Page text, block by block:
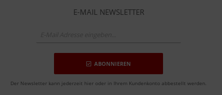
E-MAIL NEWSLETTER
ABONNIEREN
Der Newsletter kann jederzeit hier oder in Ihrem Kundenkonto abbestellt werden.